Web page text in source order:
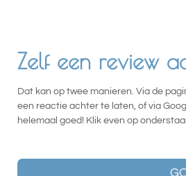
Zelf een review
Dat kan op twee manieren. Via de
een reactie achter te laten, of via
helemaal goed! Klik even op